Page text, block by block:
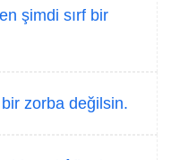
şimdi sırf bir
zorba değilsin.